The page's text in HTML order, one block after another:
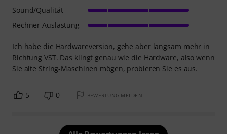
Ich habe die Hardwareversion, gehe aber langsam mehr in
Richtung VST. Das klingt genau wie die Hardware, also wenn
Sie alte String-Maschinen mögen, probieren Sie es aus.
Sound/Qualität
Rechner Auslastung
5 0 BEWERTUNG MELDEN